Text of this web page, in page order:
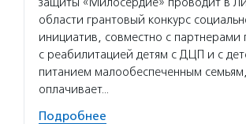
области грантовый конкурс
инициатив, совместно с партнерами
с реабилитацией детям с ДЦП и с
питанием малообеспеченным семьям,
оплачивает…
Подробнее